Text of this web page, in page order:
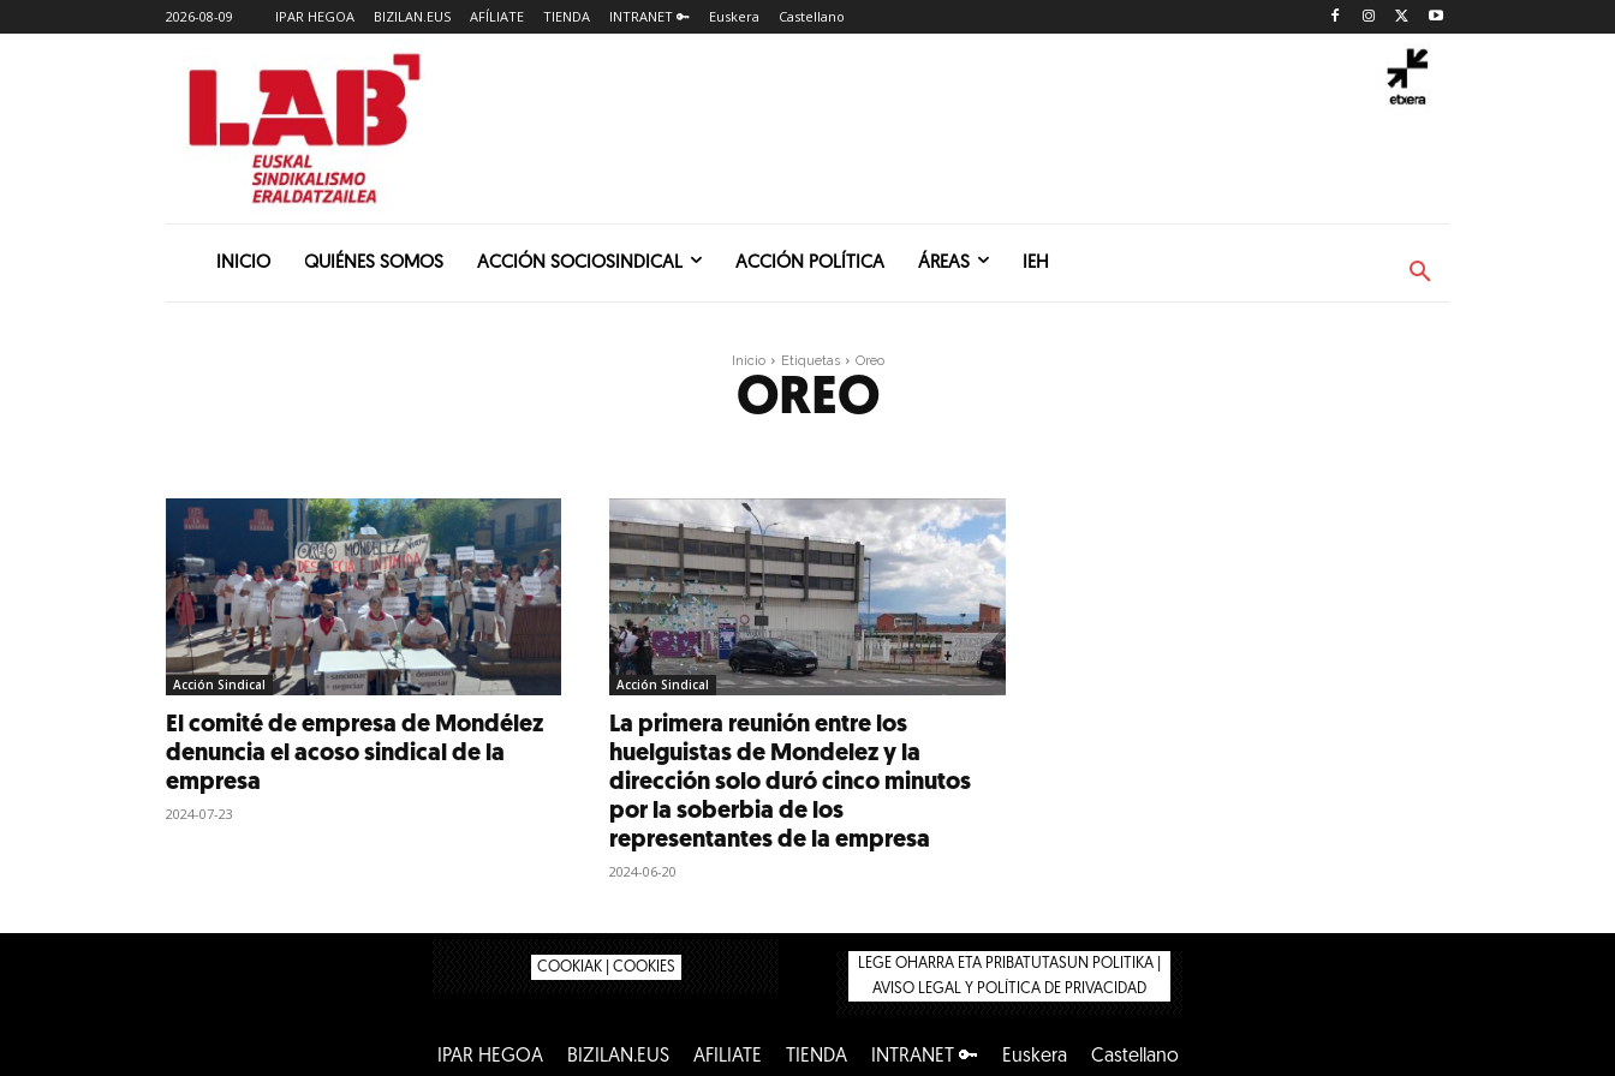
2026-08-09 IPAR HEGOA BIZILAN.EUS AFÍLIATE TIENDA INTRANET 🔑 Euskera Castellano
INICIO QUIÉNES SOMOS ACCIÓN SOCIOSINDICAL ACCIÓN POLÍTICA ÁREAS IEH
Inicio Etiquetas Oreo
OREO
Acción Sindical
El comité de empresa de Mondélez
denuncia el acoso sindical de la
empresa
2024-07-23
Acción Sindical
La primera reunión entre los
huelguistas de Mondelez y la
dirección solo duró cinco minutos
por la soberbia de los
representantes de la empresa
2024-06-20
COOKIAK | COOKIES
LEGE OHARRA ETA PRIBATUTASUN POLITIKA |
AVISO LEGAL Y POLÍTICA DE PRIVACIDAD
IPAR HEGOA BIZILAN.EUS AFÍLIATE TIENDA INTRANET 🔑 Euskera Castellano